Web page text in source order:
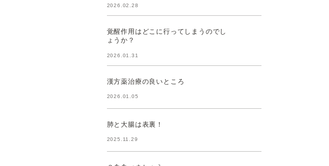
2026.02.28
覚醒作用はどこに行ってしまうのでし
ょうか？
2026.01.31
漢方薬治療の良いところ
2026.01.05
肺と大腸は表裏！
2025.11.29